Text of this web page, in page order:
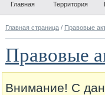
Главная Территория
Главная страница / Правовые
Правовые
Внимание! С